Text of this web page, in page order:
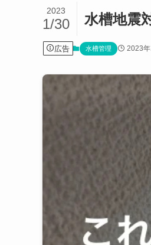
水槽地震
2023
1/30
広告 水槽管理 2023